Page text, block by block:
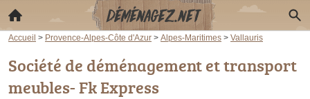
Accueil > Provence-Alpes-Côte d'Azur > Alpes-Maritimes > Vallauris
Société de déménagement et transport
meubles- Fk Express